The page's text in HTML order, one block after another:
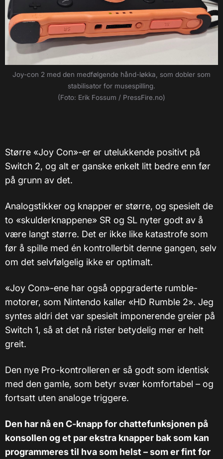
Joy-con 2 med den medfølgende hånd-løkka, som dobler som
stabilisator for musespilling.
(Foto: Erik Fossum / PressFire.no)
Større «Joy Con»-er er utelukkende positivt på
Switch 2, og alt er ganske enkelt litt bedre enn før
på grunn av det.
Analogstikker og knapper er større, og spesielt de
to «skulderknappene» SR og SL nyter godt av å
være langt større. Det er ikke like katastrofe som
før å spille med én kontrollerbit denne gangen, selv
om det selvfølgelig ikke er optimalt.
«Joy Con»-ene har også oppgraderte rumble-
motorer, som Nintendo kaller «HD Rumble 2». Jeg
syntes aldri det var spesielt imponerende greier på
Switch 1, så at det nå rister betydelig mer er helt
greit.
Den nye Pro-kontrolleren er så godt som identisk
med den gamle, som betyr svær komfortabel – og
fortsatt uten analoge triggere.
Den har nå en C-knapp for chattefunksjonen på
konsollen og et par ekstra knapper bak som kan
programmeres til hva som helst – som er fint for